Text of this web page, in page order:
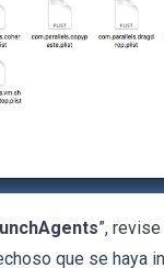
”,
que se haya